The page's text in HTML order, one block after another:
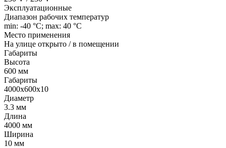
Эксплуатационные
Диапазон рабочих температур
min: -40 °C; max: 40 °C
Место применения
На улице открыто / в помещении
Габариты
Высота
600 мм
Габариты
4000x600x10
Диаметр
3.3 мм
Длина
4000 мм
Ширина
10 мм